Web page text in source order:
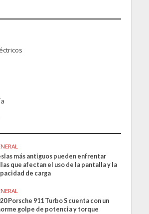
más antiguos pueden enfrentar
que afectan el uso de la pantalla y la
de carga
Porsche 911 Turbo S cuenta con un
golpe de potencia y torque